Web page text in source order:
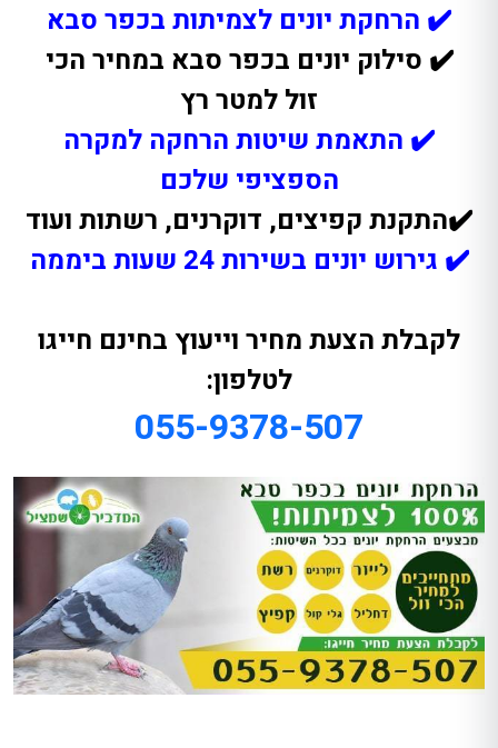
✔️ הרחקת יונים לצמיתות בכפר סבא
✔️ סילוק יונים בכפר סבא במחיר הכי
זול למטר רץ
✔️ התאמת שיטות הרחקה למקרה
הספציפי שלכם
✔️התקנת קפיצים, דוקרנים, רשתות ועוד
✔️ גירוש יונים בשירות 24 שעות ביממה
לקבלת הצעת מחיר וייעוץ בחינם חייגו
לטלפון:
055-9378-507